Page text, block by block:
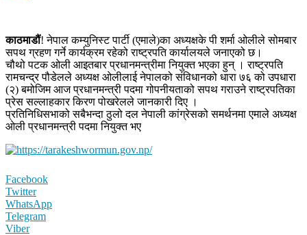
काठमाडौं! नेपाल कम्युनिस्ट पार्टी (एमाले)का अध्यक्षके पी शर्मा ओलीले सोमबार
सपथ ग्रहण गर्ने कार्यक्रम रहेको राष्ट्रपति कार्यालयले जनाएको छ।
चौथो पटक ओली आइतबार प्रधानमन्त्रीमा नियुक्त भएका हुन् । राष्ट्रपति
रामचन्द्र पौडेलले अध्यक्ष ओलीलाई नेपालको संविधानको धारा ७६ को उपधारा
(२) बमोजिम आज प्रधानमन्त्री पदमा गोपनीयताको सपथ गराउने राष्ट्रपतिका
प्रेस सल्लाहकार किरण पोखरेलले जानकारी दिए ।
प्रतिनिधिसभाको सबैभन्दा ठुलो दल नेपाली कांग्रेसको समर्थनमा एमाले अध्यक्ष
ओली प्रधानमन्त्री पदमा नियुक्त भए
Facebook
Twitter
WhatsApp
Telegram
Viber